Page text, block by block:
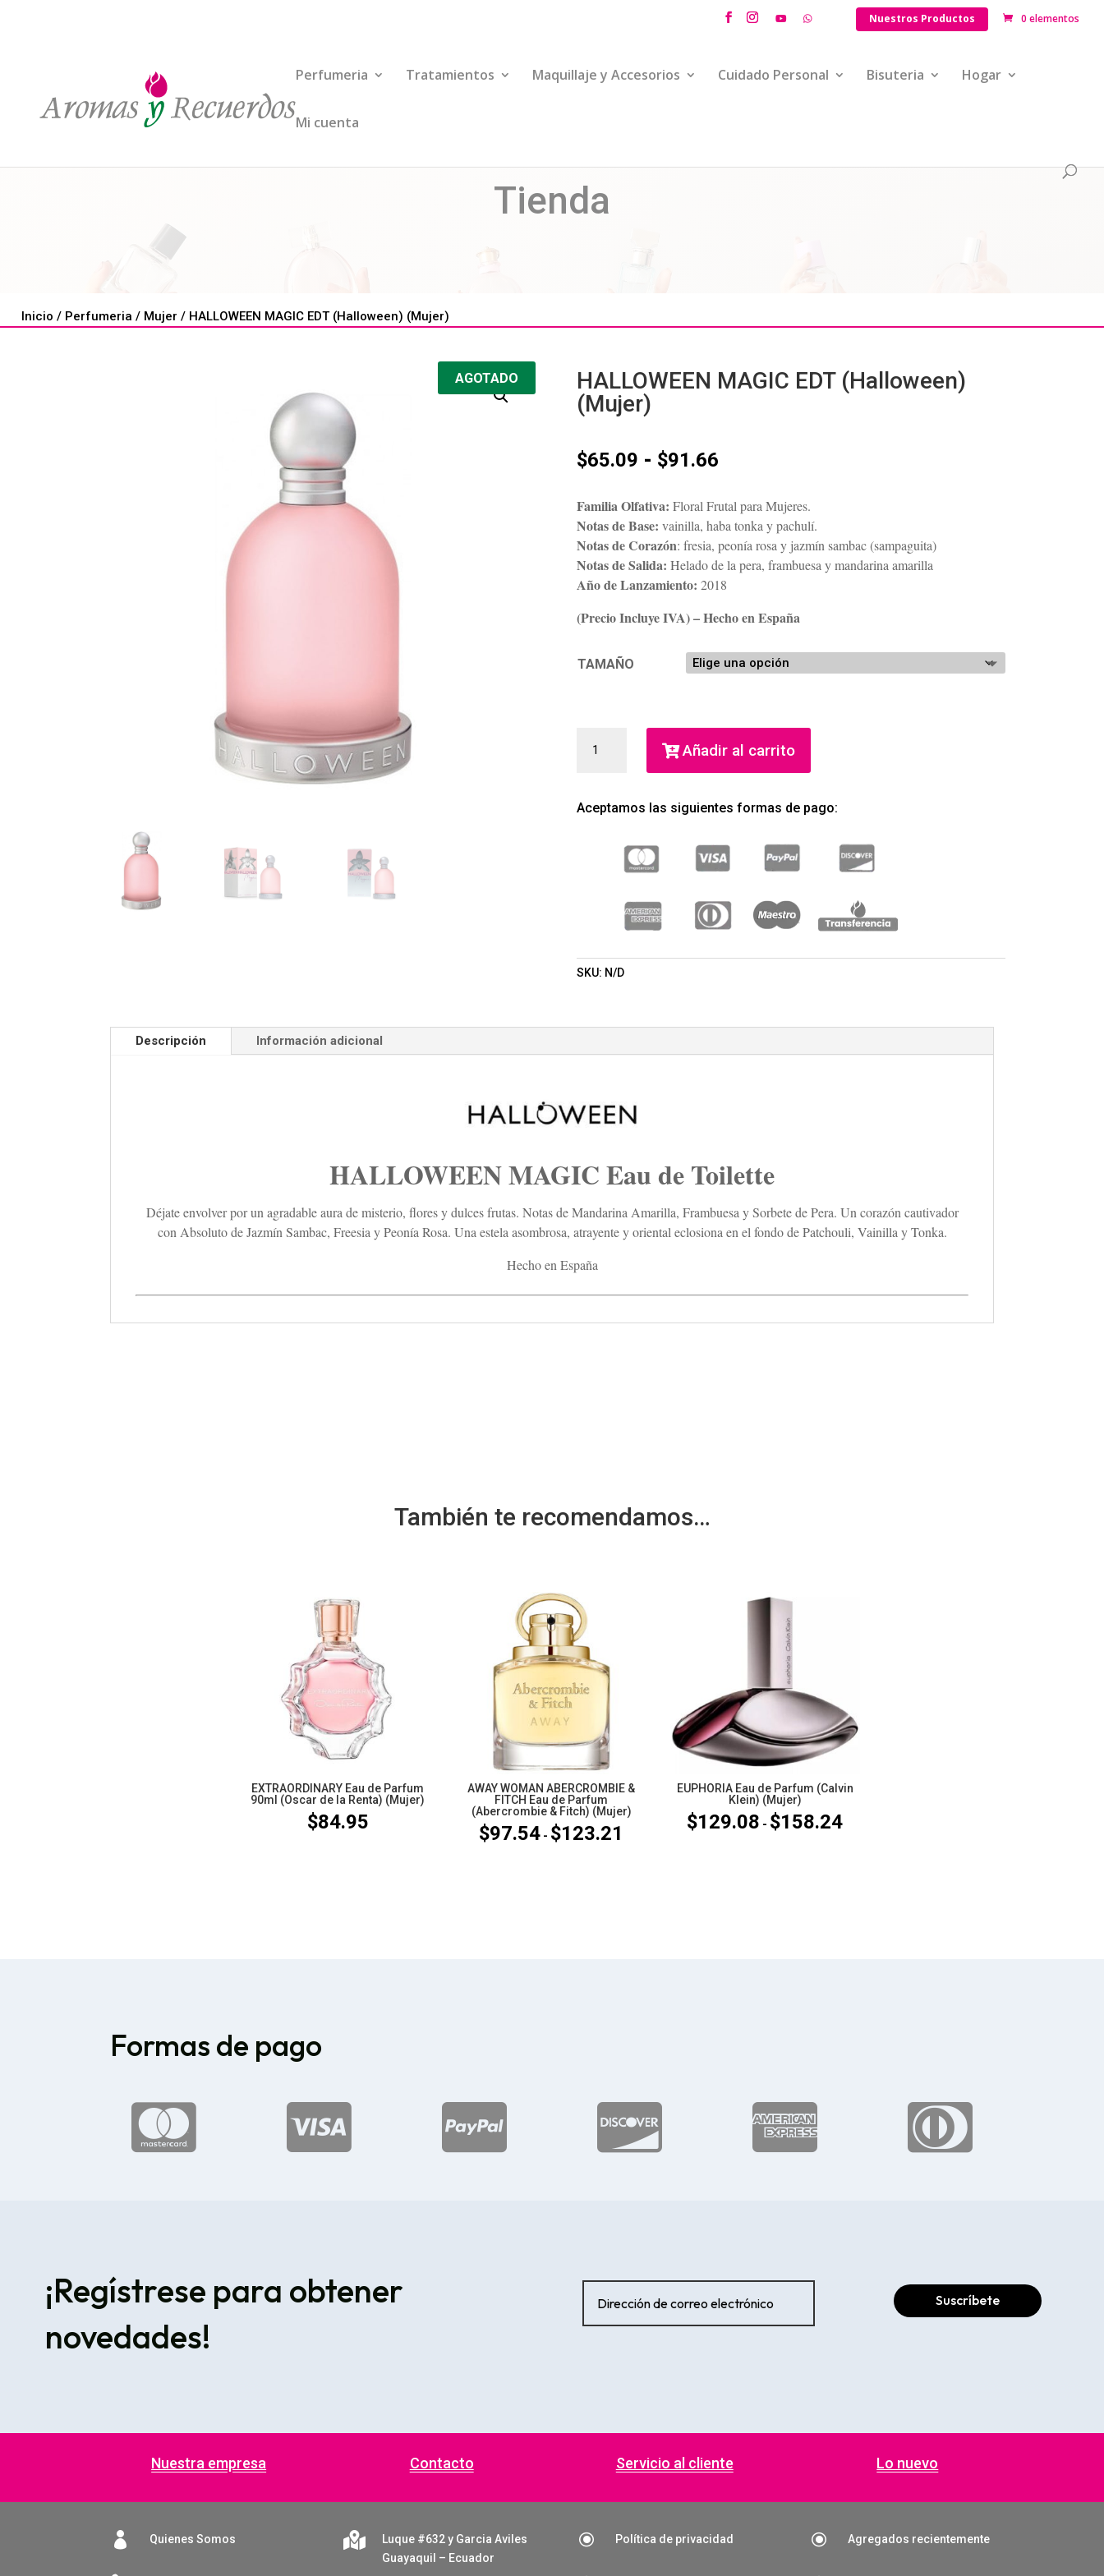
Nuestros Productos 0 elementos
Perfumeria Tratamientos Maquillaje y Accesorios Cuidado Personal Bisuteria Hogar
Mi cuenta
Tienda
Inicio / Perfumeria / Mujer / HALLOWEEN MAGIC EDT (Halloween) (Mujer)
AGOTADO
HALLOWEEN MAGIC EDT (Halloween)
(Mujer)
$65.09 - $91.66
precios:
desde
$65.09
hasta
$91.66
Familia Olfativa: Floral Frutal para Mujeres.
Notas de Base: vainilla, haba tonka y pachulí.
Notas de Corazón: fresia, peonía rosa y jazmín sambac (sampaguita)
Notas de Salida: Helado de la pera, frambuesa y mandarina amarilla
Año de Lanzamiento: 2018
(Precio Incluye IVA) – Hecho en España
TAMAÑO
MAGIC
(MUJER)
Añadir al carrito
Aceptamos las siguientes formas de pago:
SKU: N/D
Descripción Información adicional
HALLOWEEN MAGIC Eau de Toilette
Déjate envolver por un agradable aura de misterio, flores y dulces frutas. Notas de Mandarina Amarilla, Frambuesa y Sorbete de Pera. Un corazón cautivador
con Absoluto de Jazmín Sambac, Freesia y Peonía Rosa. Una estela asombrosa, atrayente y oriental eclosiona en el fondo de Patchouli, Vainilla y Tonka.
Hecho en España
También te recomendamos…
EXTRAORDINARY Eau de Parfum
90ml (Oscar de la Renta) (Mujer)
$84.95
AWAY WOMAN ABERCROMBIE &
FITCH Eau de Parfum
(Abercrombie & Fitch) (Mujer)
$97.54 - $123.21
EUPHORIA Eau de Parfum (Calvin
Klein) (Mujer)
$129.08 - $158.24Rango
Formas de pago
     
¡Regístrese para obtener
novedades!
Suscríbete
Nuestra empresa Contacto Servicio al cliente Lo nuevo
 Quienes Somos 
Luque #632 y Garcia Aviles
Guayaquil – Ecuador
\ Política de privacidad \ Agregados recientemente